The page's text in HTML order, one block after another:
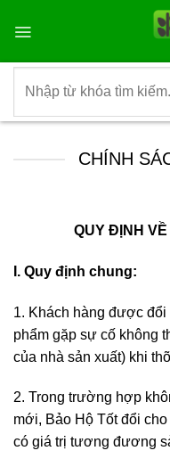
qua
dung
kiếm:
CHÍNH
QUY ĐỊNH
I. Quy định chung:
1. Khách hàng được
phẩm gặp sự cố không
của nhà sản xuất) khi
2. Trong trường hợp
mới, Bảo Hộ Tốt đổi
có giá trị tương đương